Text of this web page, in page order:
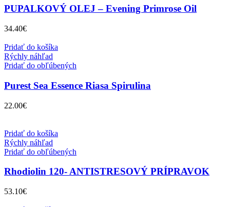
PUPALKOVÝ OLEJ – Evening Primrose Oil
34.40€
Pridať do košíka
Rýchly náhľad
Pridať do obľúbených
Purest Sea Essence Riasa Spirulina
22.00€
Pridať do košíka
Rýchly náhľad
Pridať do obľúbených
Rhodiolin 120- ANTISTRESOVÝ PRÍPRAVOK
53.10€